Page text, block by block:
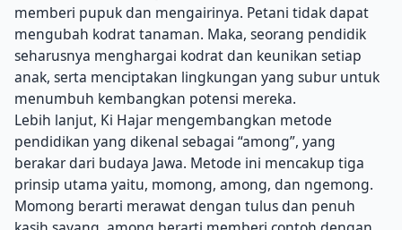
memberi pupuk dan mengairinya. Petani tidak dapat
mengubah kodrat tanaman. Maka, seorang pendidik
seharusnya menghargai kodrat dan keunikan setiap
anak, serta menciptakan lingkungan yang subur untuk
menumbuh kembangkan potensi mereka.
Lebih lanjut, Ki Hajar mengembangkan metode
pendidikan yang dikenal sebagai “among”, yang
berakar dari budaya Jawa. Metode ini mencakup tiga
prinsip utama yaitu, momong, among, dan ngemong.
Momong berarti merawat dengan tulus dan penuh